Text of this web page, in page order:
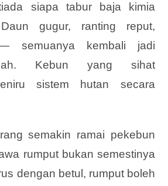
siapa tabur baja kimia
gugur, ranting reput,
semuanya kembali jadi
Kebun yang sihat
sistem hutan secara
semakin ramai pekebun
rumput bukan semestinya
dengan betul, rumput boleh